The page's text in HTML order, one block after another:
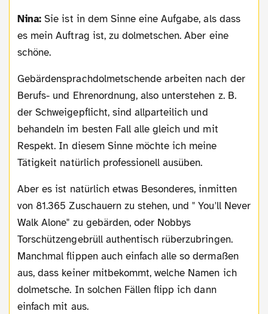
Nina: Sie ist in dem Sinne eine Aufgabe, als dass
es mein Auftrag ist, zu dolmetschen. Aber eine
schöne.
Gebärdensprachdolmetschende arbeiten nach der
Berufs- und Ehrenordnung, also unterstehen z. B.
der Schweigepflicht, sind allparteilich und
behandeln im besten Fall alle gleich und mit
Respekt. In diesem Sinne möchte ich meine
Tätigkeit natürlich professionell ausüben.
Aber es ist natürlich etwas Besonderes, inmitten
von 81.365 Zuschauern zu stehen, und " You'll Never
Walk Alone" zu gebärden, oder Nobbys
Torschützengebrüll authentisch rüberzubringen.
Manchmal flippen auch einfach alle so dermaßen
aus, dass keiner mitbekommt, welche Namen ich
dolmetsche. In solchen Fällen flipp ich dann
einfach mit aus.